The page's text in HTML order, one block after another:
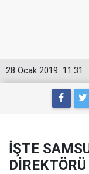
11:31
28 Ocak 2019
İŞTE
DİREKTÖRÜ